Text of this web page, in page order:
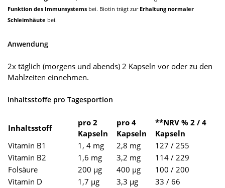
Funktion des Immunsystems bei. Biotin trägt zur Erhaltung normaler
Schleimhäute bei.
Anwendung
2x täglich (morgens und abends) 2 Kapseln vor oder zu den
Mahlzeiten einnehmen.
Inhaltsstoffe pro Tagesportion
Inhaltsstoff
pro 2
Kapseln
pro 4
Kapseln
**NRV % 2 / 4
Kapseln
Vitamin B1
1, 4 mg 2,8 mg
127 / 255
Vitamin B2
1,6 mg 3,2 mg
114 / 229
Folsäure
200 µg 400 µg
100 / 200
Vitamin D
1,7 µg 3,3 µg
33 / 66